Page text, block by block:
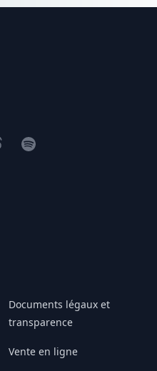
Spotify
Documents légaux et
transparence
Vente en ligne